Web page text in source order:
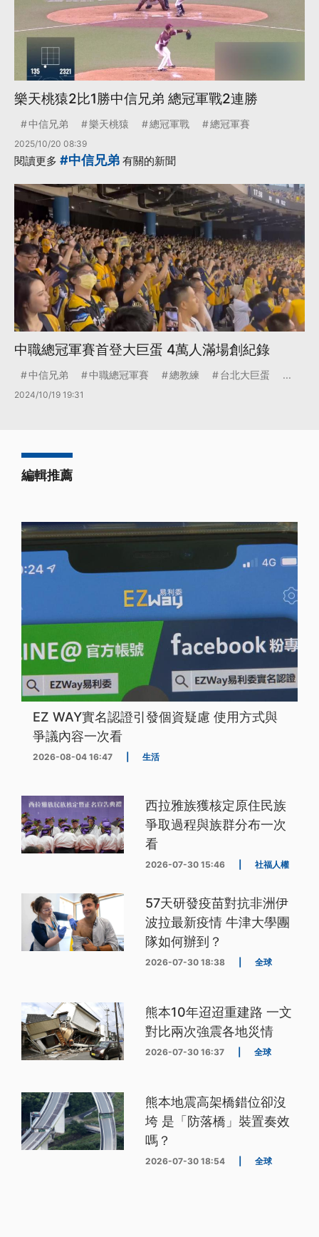
樂天桃猿2比1勝中信兄弟 總冠軍戰2連勝
中信兄弟 樂天桃猿 總冠軍戰 總冠軍賽
2025/10/20 08:39
閱讀更多 #中信兄弟 有關的新聞
中職總冠軍賽首登大巨蛋 4萬人滿場創紀錄
中信兄弟 中職總冠軍賽 總教練 台北大巨蛋 ...
2024/10/19 19:31
編輯推薦
EZ WAY實名認證引發個資疑慮 使用方式與
爭議內容一次看
2026-08-04 16:47 生活
西拉雅族獲核定原住民族
爭取過程與族群分布一次
看
2026-07-30 15:46 社福人權
57天研發疫苗對抗非洲伊
波拉最新疫情 牛津大學團
隊如何辦到？
2026-07-30 18:38 全球
熊本10年迢迢重建路 一文
對比兩次強震各地災情
2026-07-30 16:37 全球
熊本地震高架橋錯位卻沒
垮 是「防落橋」裝置奏效
嗎？
2026-07-30 18:54 全球